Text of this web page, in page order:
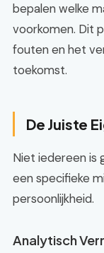
bepalen welke
voorkomen. Dit
fouten en het
toekomst.
De Juiste
Niet iedereen is
een specifieke
persoonlijkheid.
Analytisch